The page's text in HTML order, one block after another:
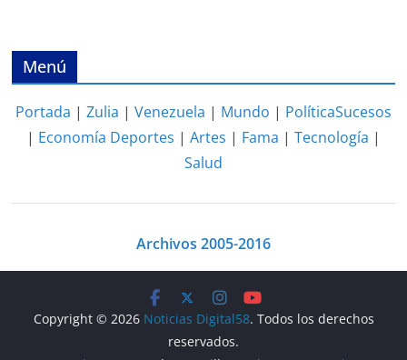
Menú
Portada | Zulia | Venezuela | Mundo | PolíticaSucesos
| Economía Deportes | Artes | Fama | Tecnología |
Salud
Archivos 2005-2016
Copyright © 2026 Noticias Digital58. Todos los derechos
reservados.